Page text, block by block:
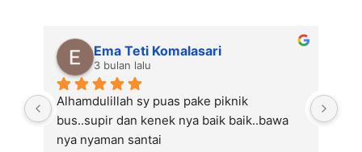
Ema Teti Komalasari
3 bulan lalu
Alhamdulillah sy puas pake piknik
bus..supir dan kenek nya baik baik..bawa
nya nyaman santai